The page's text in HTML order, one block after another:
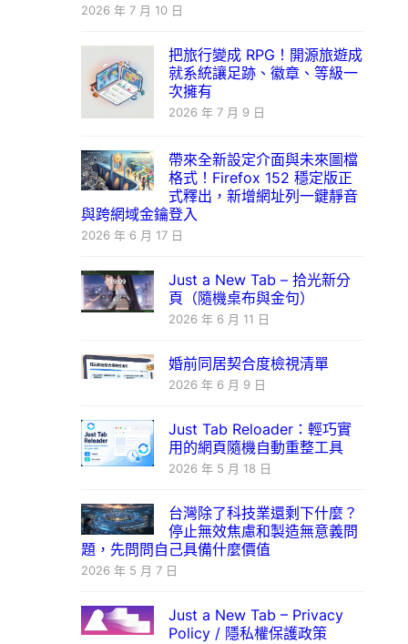
2026 年 7 月 10 日
把旅行變成 RPG！開源旅遊成
就系統讓足跡、徽章、等級一
次擁有
2026 年 7 月 9 日
帶來全新設定介面與未來圖檔
格式！Firefox 152 穩定版正
式釋出，新增網址列一鍵靜音
與跨網域金鑰登入
2026 年 6 月 17 日
Just a New Tab – 拾光新分
頁（隨機桌布與金句）
2026 年 6 月 11 日
婚前同居契合度檢視清單
2026 年 6 月 9 日
Just Tab Reloader：輕巧實
用的網頁隨機自動重整工具
2026 年 5 月 18 日
台灣除了科技業還剩下什麼？
停止無效焦慮和製造無意義問
題，先問問自己具備什麼價值
2026 年 5 月 7 日
Just a New Tab – Privacy
Policy / 隱私權保護政策